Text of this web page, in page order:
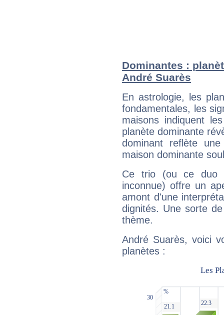
Dominantes :
André Suarès
En astrologie, les
fondamentales, les
maisons indiquent
planète dominante
dominant reflète
maison dominante
Ce trio (ou ce duo
inconnue) offre un
amont d'une
dignités. Une sorte
thème.
André Suarès, voici
planètes :